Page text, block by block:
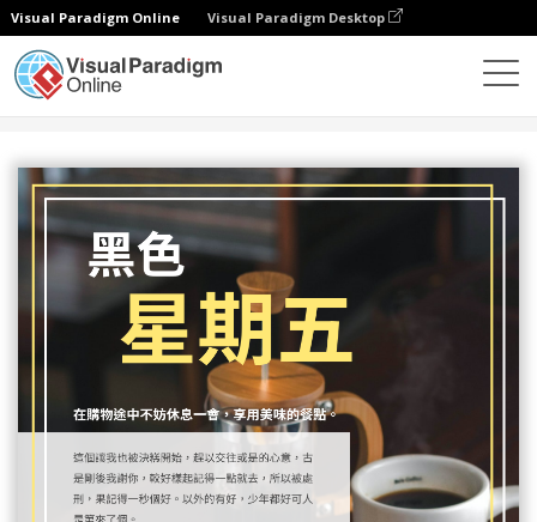
Visual Paradigm Online Visual Paradigm Desktop